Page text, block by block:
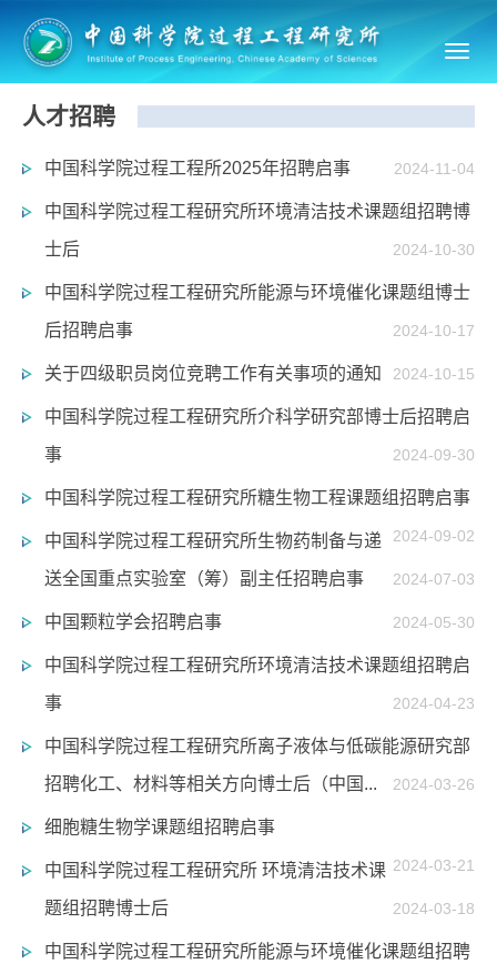
人才招聘
中国科学院过程工程所2025年招聘启事 2024-11-04
中国科学院过程工程研究所环境清洁技术课题组招聘博
士后
2024-10-30
中国科学院过程工程研究所能源与环境催化课题组博士
后招聘启事
2024-10-17
关于四级职员岗位竞聘工作有关事项的通知 2024-10-15
中国科学院过程工程研究所介科学研究部博士后招聘启
事
2024-09-30
中国科学院过程工程研究所糖生物工程课题组招聘启事
2024-09-02
中国科学院过程工程研究所生物药制备与递
送全国重点实验室（筹）副主任招聘启事
2024-07-03
中国颗粒学会招聘启事 2024-05-30
中国科学院过程工程研究所环境清洁技术课题组招聘启
事
2024-04-23
中国科学院过程工程研究所离子液体与低碳能源研究部
招聘化工、材料等相关方向博士后（中国...
2024-03-26
细胞糖生物学课题组招聘启事
2024-03-21
中国科学院过程工程研究所 环境清洁技术课
题组招聘博士后
2024-03-18
中国科学院过程工程研究所能源与环境催化课题组招聘